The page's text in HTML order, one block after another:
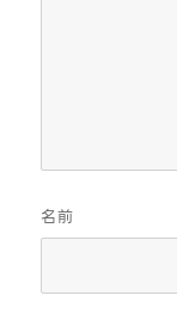
名前